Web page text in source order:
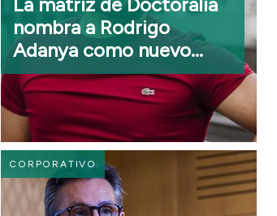
La matriz de Doctoralia
nombra a Rodrigo
Adanya como nuevo
Global Deputy Chief
People Officer
CORPORATIVO